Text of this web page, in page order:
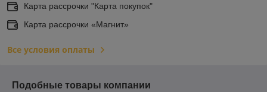
Карта рассрочки "Карта покупок"
Карта рассрочки «Магнит»
Все условия оплаты
Подобные товары компании